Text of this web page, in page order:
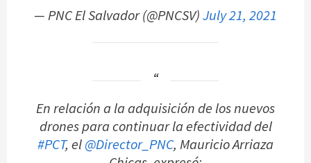
— PNC El Salvador (@PNCSV)July 21, 2021
En relación a la adquisición de los nuevos
drones para continuar la efectividad del
#PCT, el@Director_PNC, Mauricio Arriaza